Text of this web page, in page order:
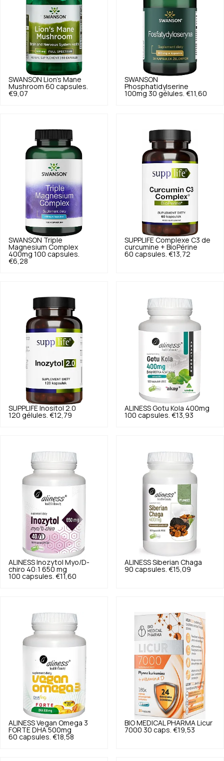
SWANSON Lion's Mane
Mushroom 60 capsules.
€9,07
SWANSON
Phosphatidylserine
100mg 30 gélules. €11,60
SWANSON Triple
Magnesium Complex
400mg 100 capsules.
€6,28
SUPPLIFE Complexe C3 de
curcumine + BioPérine
60 capsules. €13,72
SUPPLIFE Inositol 2.0
120 gélules. €12,79
ALINESS Gotu Kola 400mg
100 capsules. €13,93
ALINESS Inozytol Myo/D-
chiro 40:1 650 mg
100 capsules. €11,60
ALINESS Siberian Chaga
90 capsules. €15,09
ALINESS Vegan Omega 3
FORTE DHA 500mg
60 capsules. €18,58
BIO MEDICAL PHARMA
Licur
7000 30 caps. €19,53